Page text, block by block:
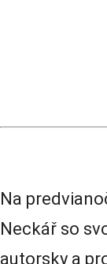
Na
Neckář so
autorsky a